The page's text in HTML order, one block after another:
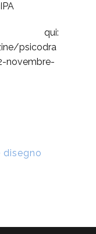
qui:
psicodra
novembre-
disegno